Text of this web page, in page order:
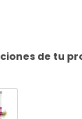
de tu